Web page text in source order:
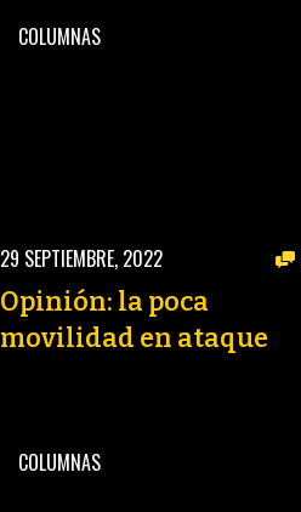
COLUMNAS
29 SEPTIEMBRE, 2022
Opinión: la poca
movilidad en ataque
COLUMNAS